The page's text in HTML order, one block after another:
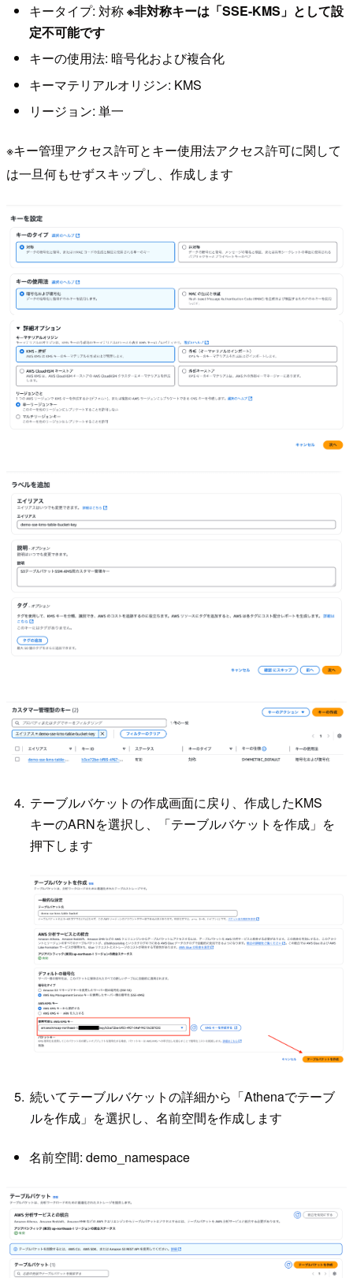
キータイプ: 対称※非対称キーは「SSE-KMS」として設
定不可能です
キーの使用法: 暗号化および複合化
キーマテリアルオリジン: KMS
リージョン: 単一
※キー管理アクセス許可とキー使用法アクセス許可に関して
は一旦何もせずスキップし、作成します
テーブルバケットの作成画面に戻り、作成したKMS
キーのARNを選択し、「テーブルバケットを作成」を
押下します
続いてテーブルバケットの詳細から「Athenaでテーブ
ルを作成」を選択し、名前空間を作成します
名前空間: demo_namespace